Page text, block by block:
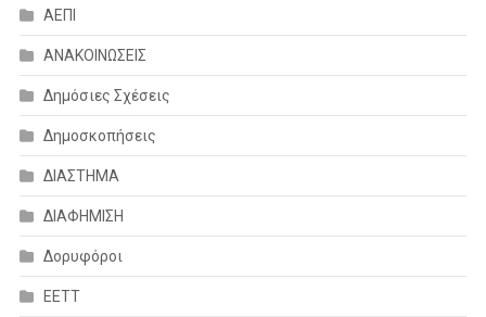
ΑΕΠΙ
ΑΝΑΚΟΙΝΩΣΕΙΣ
Δημόσιες Σχέσεις
Δημοσκοπήσεις
ΔΙΑΣΤΗΜΑ
ΔΙΑΦΗΜΙΣΗ
Δορυφόροι
ΕΕΤΤ